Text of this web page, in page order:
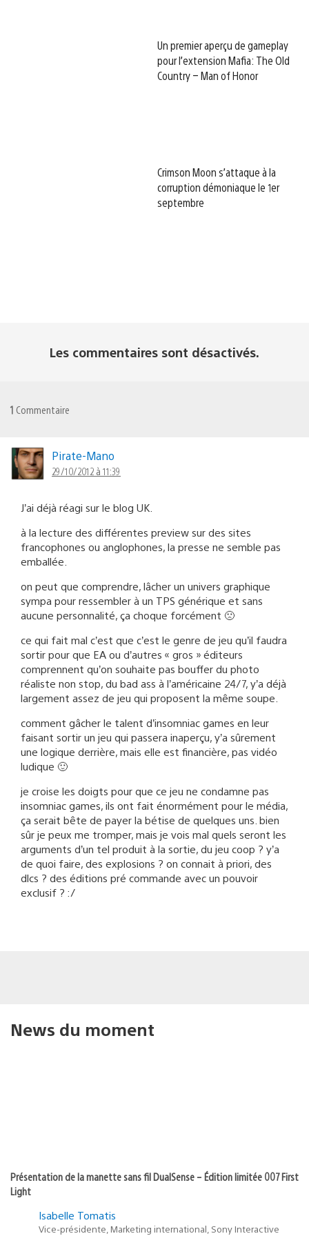
Un premier aperçu de gameplay
pour l’extension Mafia: The Old
Country – Man of Honor
Crimson Moon s’attaque à la
corruption démoniaque le 1er
septembre
Les commentaires sont désactivés.
1 Commentaire
Pirate-Mano
29/10/2012 à 11:39
J’ai déjà réagi sur le blog UK.
à la lecture des différentes preview sur des sites
francophones ou anglophones, la presse ne semble pas
emballée.
on peut que comprendre, lâcher un univers graphique
sympa pour ressembler à un TPS générique et sans
aucune personnalité, ça choque forcément 🙁
ce qui fait mal c’est que c’est le genre de jeu qu’il faudra
sortir pour que EA ou d’autres « gros » éditeurs
comprennent qu’on souhaite pas bouffer du photo
réaliste non stop, du bad ass à l’américaine 24/7, y’a déjà
largement assez de jeu qui proposent la même soupe.
comment gâcher le talent d’insomniac games en leur
faisant sortir un jeu qui passera inaperçu, y’a sûrement
une logique derrière, mais elle est financière, pas vidéo
ludique 🙂
je croise les doigts pour que ce jeu ne condamne pas
insomniac games, ils ont fait énormément pour le média,
ça serait bête de payer la bétise de quelques uns. bien
sûr je peux me tromper, mais je vois mal quels seront les
arguments d’un tel produit à la sortie, du jeu coop ? y’a
de quoi faire, des explosions ? on connait à priori, des
dlcs ? des éditions pré commande avec un pouvoir
exclusif ? :/
News du moment
Présentation de la manette sans fil DualSense – Édition limitée 007 First
Light
Isabelle Tomatis
Vice-présidente, Marketing international, Sony Interactive